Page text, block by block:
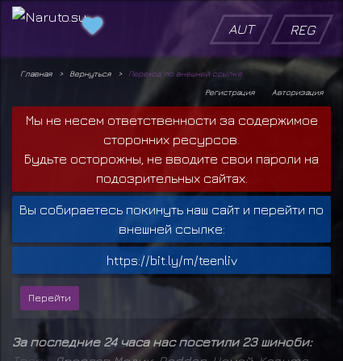
AUT REG
Главная Вернуться
Переход по внешней ссылке
Авторизация
Регистрация
Мы не несем ответственности за содержимое
сторонних ресурсов.
Будьте осторожны, не вводите свои пароли на
подозрительных сайтах.
Вы собираетесь покинуть наш сайт и перейти по
внешней ссылке:
https://bit.ly/m/teenliv
За последние 24 часа нас посетили 23 шиноби: